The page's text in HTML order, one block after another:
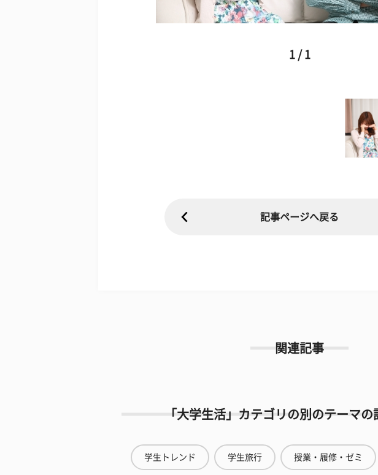
1 / 1
記事ページへ戻る
関連記事
「大学生活」カテゴリの別のテーマの
学生トレンド 学生旅行 授業・履修・ゼミ